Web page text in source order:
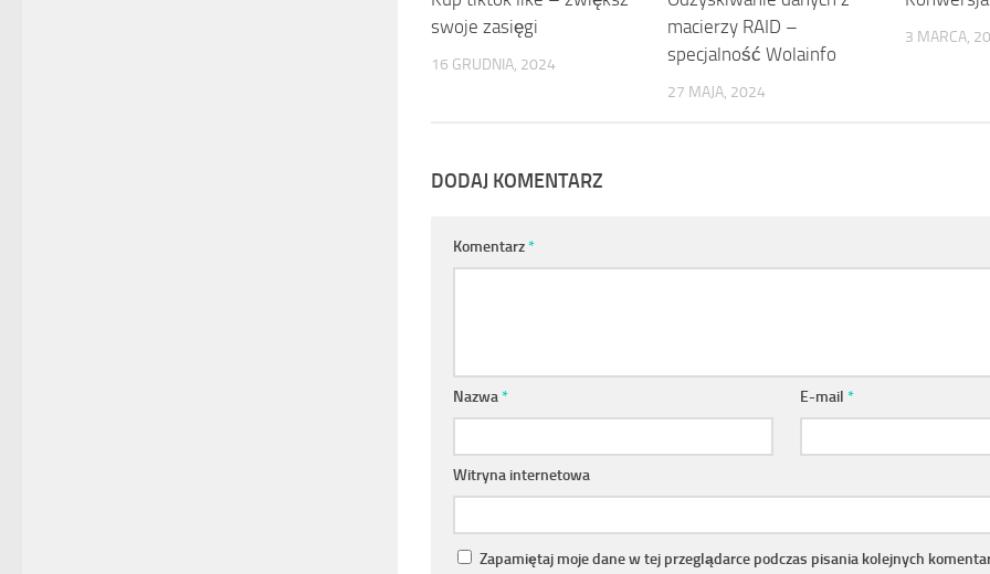
swoje zasięgi
16 GRUDNIA, 2024
macierzy RAID –
specjalność Wolainfo
27 MAJA, 2024
3 MARCA,
DODAJ KOMENTARZ
Komentarz*
Nazwa* E-mail*
Witryna internetowa
Zapamiętaj moje dane w tej przeglądarce podczas pisania kolejnych